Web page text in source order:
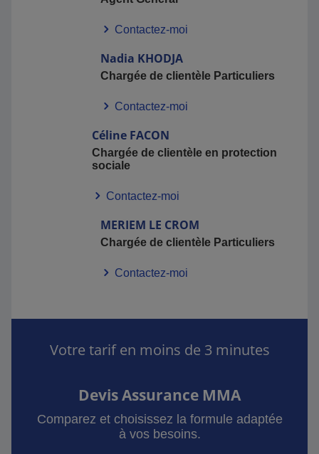
→ Complémentaire Santé
Notre engagement : vous apporter des conseils clairs et des
garanties adaptées à votre situation, aujourd’hui et demain.
Un accompagnement dans la durée
Contactez-moi
Nadia KHODJA
Chargée de clientèle Particuliers
Contactez-moi
Céline FACON
Chargée de clientèle en protection
sociale
Contactez-moi
MERIEM LE CROM
Chargée de clientèle Particuliers
Contactez-moi
Votre tarif en moins de 3 minutes
Devis Assurance MMA
Comparez et choisissez la formule adaptée
à vos besoins.